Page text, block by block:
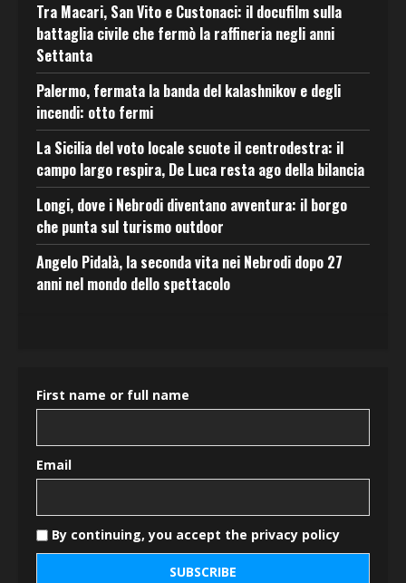
Tra Macari, San Vito e Custonaci: il docufilm sulla
battaglia civile che fermò la raffineria negli anni
Settanta
Palermo, fermata la banda del kalashnikov e degli
incendi: otto fermi
La Sicilia del voto locale scuote il centrodestra: il
campo largo respira, De Luca resta ago della bilancia
Longi, dove i Nebrodi diventano avventura: il borgo
che punta sul turismo outdoor
Angelo Pidalà, la seconda vita nei Nebrodi dopo 27
anni nel mondo dello spettacolo
First name or full name
Email
By continuing, you accept the privacy policy